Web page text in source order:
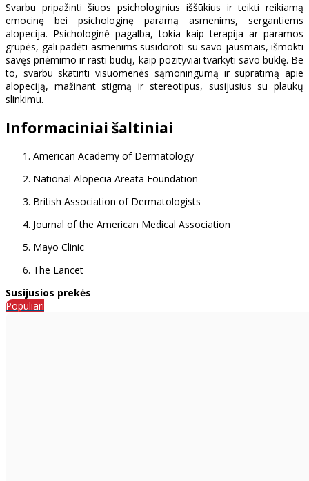
Svarbu pripažinti šiuos psichologinius iššūkius ir teikti reikiamą
emocinę bei psichologinę paramą asmenims, sergantiems
alopecija. Psichologinė pagalba, tokia kaip terapija ar paramos
grupės, gali padėti asmenims susidoroti su savo jausmais, išmokti
savęs priėmimo ir rasti būdų, kaip pozityviai tvarkyti savo būklę. Be
to, svarbu skatinti visuomenės sąmoningumą ir supratimą apie
alopeciją, mažinant stigmą ir stereotipus, susijusius su plaukų
slinkimu.
Informaciniai šaltiniai
American Academy of Dermatology
National Alopecia Areata Foundation
British Association of Dermatologists
Journal of the American Medical Association
Mayo Clinic
The Lancet
Susijusios prekės
Populiari